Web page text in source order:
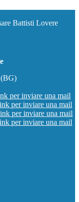
Battisti Lovere
(BG)
per inviare una mail
per inviare una mail
per inviare una mail
per inviare una mail